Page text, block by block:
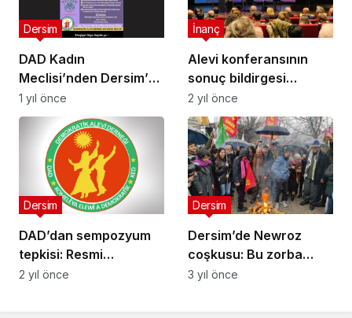
DAD Kadın
Meclisi’nden Dersim’de
Anlamlı Buluşma:
Analar Çalıştayı 19-20
Temmuz’da Yapılacak
Dersim
1 yıl önce
Alevi konferansının
sonuç bildirgesi
yayınlandı: Devlet
Aleviliği yeniden inşa
girişiminden
vazgeçmeli
İnanç
2 yıl önce
DAD’dan sempozyum
tepkisi: Resmi
ideolojinin tarihsel
Dersim
2 yıl önce
Dersim’de Newroz
coşkusu: Bu zorba
düzeni değiştireceğiz
Dersim
3 yıl önce